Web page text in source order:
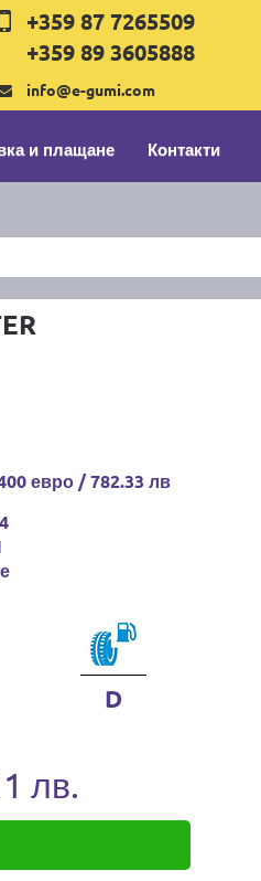
+359 87 7265509
+359 89 3605888
info@e-gumi.com
и плащане Контакти
евро / 782.33 лв
D
лв.